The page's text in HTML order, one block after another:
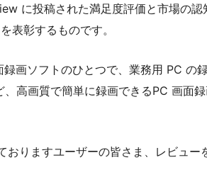
に投稿された満足度評価と市場の
表彰するものです。
画ソフトのひとつで、業務用 PC の
高画質で簡単に録画できるPC 画面
おりますユーザーの皆さま、レビュー